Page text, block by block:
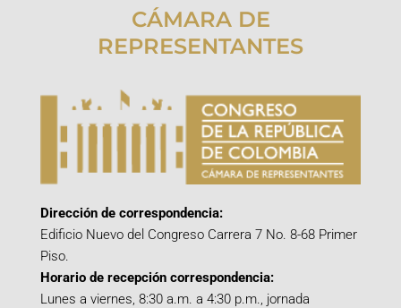
CÁMARA DE
REPRESENTANTES
Dirección de correspondencia:
Edificio Nuevo del Congreso Carrera 7 No. 8-68 Primer
Piso.
Horario de recepción correspondencia:
Lunes a viernes, 8:30 a.m. a 4:30 p.m., jornada